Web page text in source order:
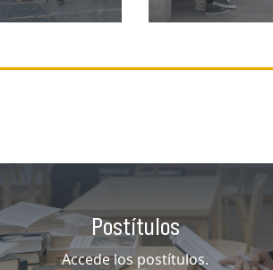
Postítulos
Accede los postítulos.